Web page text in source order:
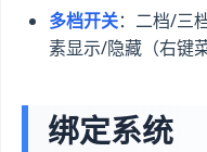
多档开关：二档/三
素显示/隐藏（右键
绑定系统